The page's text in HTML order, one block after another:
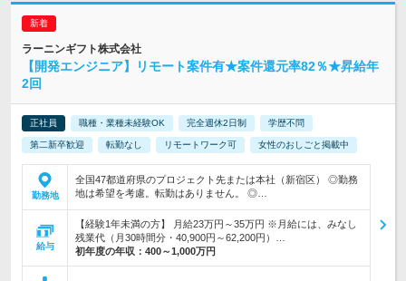
ラーニンギフト株式会社
【開発エンジニア】リモート案件有★案件還元率82％★昇給年
2回
正社員 職種・業種未経験OK 完全週休2日制 学歴不問
第二新卒歓迎 転勤なし リモートワーク可 女性のおしごと掲載中
勤務地
全国47都道府県のプロジェクト先または本社（新宿区） ◎勤務
地は希望を考慮。転勤はありません。 ◎…
給与
【経験1年未満の方】 月給23万円～35万円 ※月給には、みなし
残業代（月30時間分・40,900円～62,200円）…
初年度の年収： 400～1,000万円